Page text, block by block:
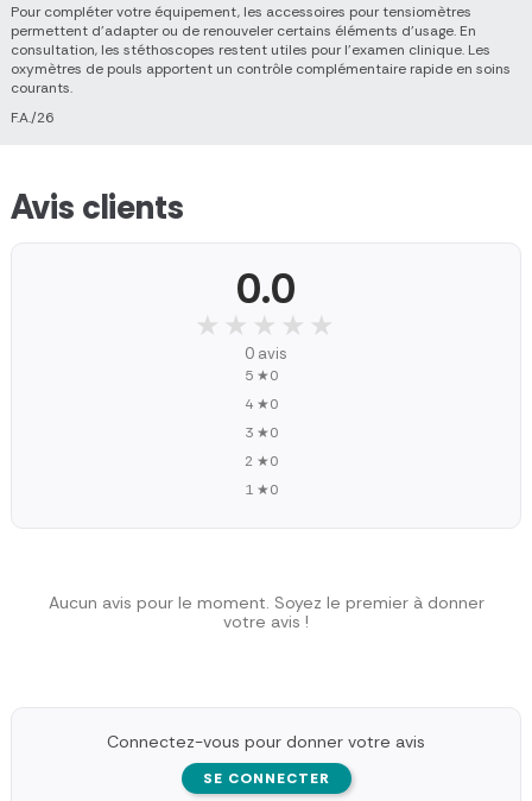
Pour compléter votre équipement, les accessoires pour tensiomètres
permettent d'adapter ou de renouveler certains éléments d'usage. En
consultation, les stéthoscopes restent utiles pour l'examen clinique. Les
oxymètres de pouls apportent un contrôle complémentaire rapide en soins
courants.
F.A./26
Avis clients
0.0
★★★★★
★★★★★
0 avis
5 ★0
4 ★0
3 ★0
2 ★0
1 ★0
Aucun avis pour le moment. Soyez le premier à donner
votre avis !
Connectez-vous pour donner votre avis
SE CONNECTER